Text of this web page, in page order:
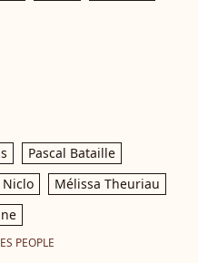
Pascal Bataille
Mélissa Theuriau
PEOPLE